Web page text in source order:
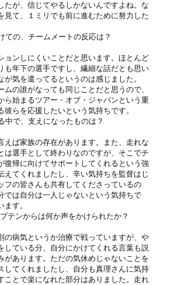
たが、信じてやるしかないんですよね。な
見て、１ミリでも前に進むために努力した
ての、チームメートの反応は？
ョンしにくいことだと思います。ほとんど
も年下の選手ですし、繊細な話だとも思い
が気を遣ってるというのは感じました。
ムの誰がなっても同じことだと思うので、
ら始まるツアー・オブ・ジャパンという重
彼らを応援したいという気持ちです。
中で、支えになったものは？
えば家族の存在があります。また、走れな
は選手として終わりなのですが、そこでチ
復帰に向けてサポートしてくれるという強
えてくれましたし、辛い気持ちを監督はじ
フの皆さんも共有してくださっているの
では自分は一人じゃないという気持ちで
ます。
テンからは何か声をかけられたか？
の病気というか治療で戦っていますが、や
している分、自分にかけてくれる言葉も説
があります。ただの気休めじゃないことを
してくれましたし、自分も真理さんに気持
ことで楽になれた部分はありました。走れ